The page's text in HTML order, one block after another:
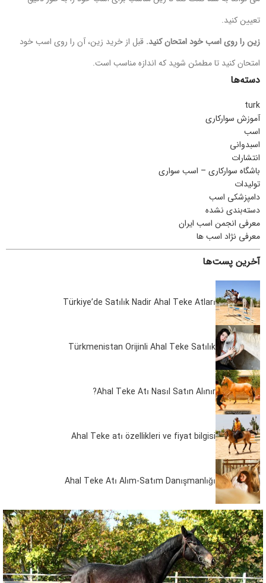
تعیین کنید.
زین را روی اسب خود امتحان کنید. قبل از خرید زین، آن را روی اسب خود
امتحان کنید تا مطمئن شوید که اندازه مناسب است.
دسته‌ها
turk
آموزش سوارکاری
اسب
اسبدوانی
انتشارات
باشگاه سوارکاری – اسب سواری
تولیدات
دامپزشکی اسب
دسته‌بندی نشده
معرفی انجمن اسب ایران
معرفی نژاد اسب ها
آخرین پست‌ها
Türkiye’de Satılık Nadir Ahal Teke Atları
Türkmenistan Orijinli Ahal Teke Satılık
Ahal Teke Atı Nasıl Satın Alınır?
Ahal Teke atı özellikleri ve fiyat bilgisi
Ahal Teke Atı Alım-Satım Danışmanlığı